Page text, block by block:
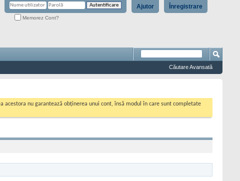
Înregistrare
Ajutor
Memorez Cont?
Căutare Avansată
nu garantează obținerea unui cont, însă modul în care sunt completate